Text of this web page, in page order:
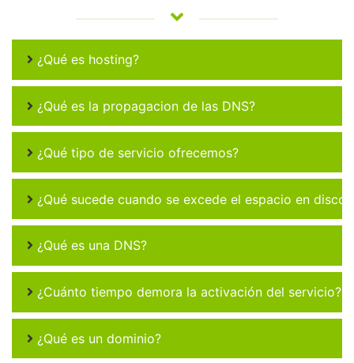
¿Qué es hosting?
¿Qué es la propagacion de las DNS?
¿Qué tipo de servicio ofrecemos?
¿Qué sucede cuando se excede el espacio en disco
¿Qué es una DNS?
¿Cuánto tiempo demora la activación del servicio?
¿Qué es un dominio?